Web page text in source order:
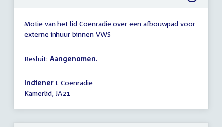
Motie van het lid Coenradie over een afbouwpad voor
externe inhuur binnen VWS
Besluit: Aangenomen.
Indiener I. Coenradie
Kamerlid, JA21